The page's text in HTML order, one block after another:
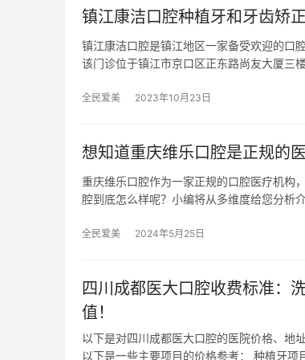
镇江康洁口腔种植牙和牙齿矫
镇江康洁口腔是镇江地区一家备受欢迎的口
该门诊位于镇江市京口区正东路尚友大厦三
全民爱美 2023年10月23日
想知道重庆维乐口腔是正规的
重庆维乐口腔作为一家正规的口腔医疗机构
腔到底怎么样呢？小编将从多维度给您分析
全民爱美 2024年5月25日
四川成都医大口腔收费标准：
值！
以下是对四川成都医大口腔的医院价格、地
以下是一些主要项目的价格参考： 种植牙